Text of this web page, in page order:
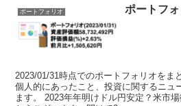
ポートフォリオ ポートフ
2023/01/31時点でのポートフォリオをま
個人的にあったこと、投資に関するニュ
ます。 2023年年明けドル円安定？米市